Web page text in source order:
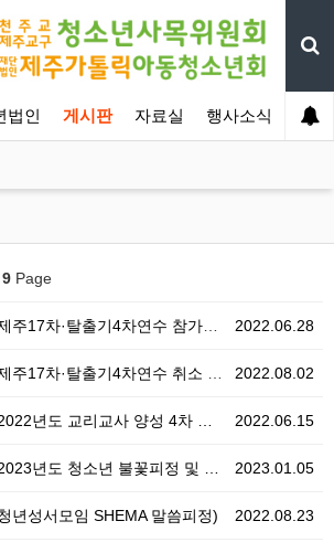
법인 게시판 자료실 행사소식
9 Page
2022.06.28
17차·탈출기4차연수 참가자 …
2022.08.02
17차·탈출기4차연수 취소 알…
2022.06.15
년도 교리교사 양성 4차 …
2023.01.05
년도 청소년 불꽃피정 및 …
2022.08.23
년성서모임 SHEMA 말씀피정)